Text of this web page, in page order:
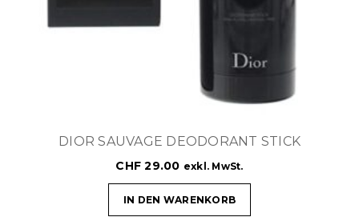
DIOR SAUVAGE DEODORANT STICK
CHF 29.00 exkl. MwSt.
IN DEN WARENKORB